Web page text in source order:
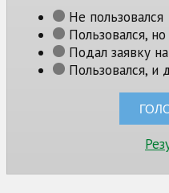
Не пользовался
Пользовался,
Подал заявку
Пользовался, и